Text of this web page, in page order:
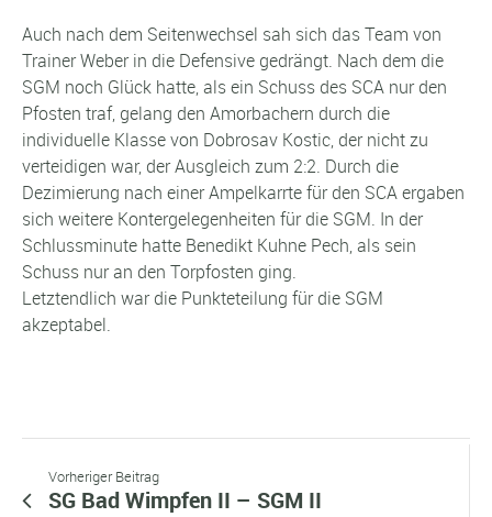
Auch nach dem Seitenwechsel sah sich das Team von
Trainer Weber in die Defensive gedrängt. Nach dem die
SGM noch Glück hatte, als ein Schuss des SCA nur den
Pfosten traf, gelang den Amorbachern durch die
individuelle Klasse von Dobrosav Kostic, der nicht zu
verteidigen war, der Ausgleich zum 2:2. Durch die
Dezimierung nach einer Ampelkarrte für den SCA ergaben
sich weitere Kontergelegenheiten für die SGM. In der
Schlussminute hatte Benedikt Kuhne Pech, als sein
Schuss nur an den Torpfosten ging.
Letztendlich war die Punkteteilung für die SGM
akzeptabel.
Vorheriger Beitrag
SG Bad Wimpfen II – SGM II